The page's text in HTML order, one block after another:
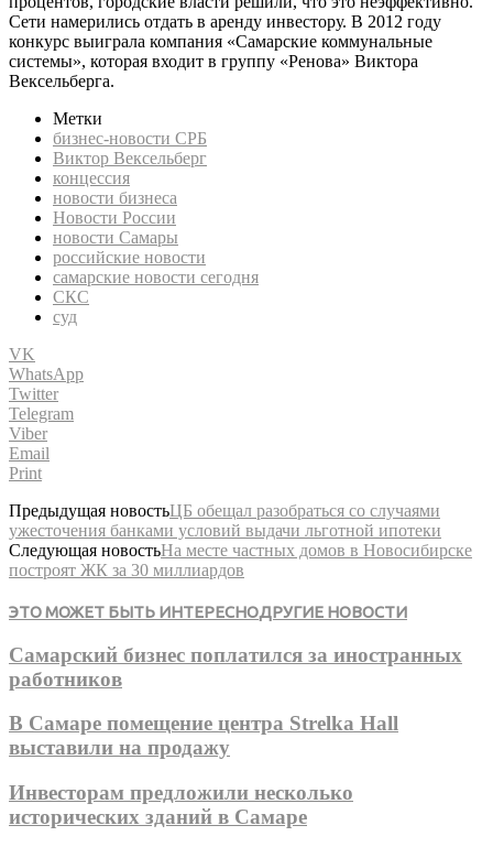
Сети намерились отдать в аренду инвестору. В 2012 году
конкурс выиграла компания «Самарские коммунальные
системы», которая входит в группу «Ренова» Виктора
Вексельберга.
Метки
бизнес-новости СРБ
Виктор Вексельберг
концессия
новости бизнеса
Новости России
новости Самары
российские новости
самарские новости сегодня
СКС
суд
VK
WhatsApp
Twitter
Telegram
Viber
Email
Print
Предыдущая новостьЦБ обещал разобраться со случаями
ужесточения банками условий выдачи льготной ипотеки
Следующая новостьНа месте частных домов в Новосибирске
построят ЖК за 30 миллиардов
ЭТО МОЖЕТ БЫТЬ ИНТЕРЕСНОДРУГИЕ НОВОСТИ
Самарский бизнес поплатился за иностранных
работников
В Самаре помещение центра Strelka Hall
выставили на продажу
Инвесторам предложили несколько
исторических зданий в Самаре